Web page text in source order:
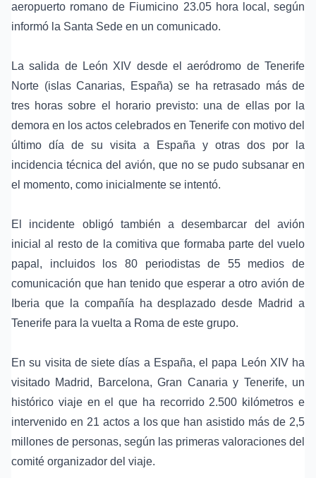
aeropuerto romano de Fiumicino 23.05 hora local, según
informó la Santa Sede en un comunicado.
La salida de León XIV desde elaeródromo de Tenerife
Norte (islas Canarias, España) se ha retrasado más de
tres horas sobre el horario previsto: una de ellas por la
demora en los actos celebrados en Tenerife con motivo del
último día de su visita a España y otras dos por la
incidencia técnica del avión, que no se pudo subsanar en
el momento, como inicialmente se intentó.
El incidente obligó también a desembarcar del avión
inicial al resto de la comitiva que formaba parte del vuelo
papal, incluidos los 80 periodistas de 55 medios de
comunicación que han tenido que esperar a otro avión de
Iberia que la compañía ha desplazado desde Madrid a
Tenerife para la vuelta a Roma de este grupo.
En su visita de siete días a España, el papa León XIV ha
visitado Madrid,
Barcelona,Gran Canaria y Tenerife, un
histórico viaje en el que ha recorrido 2.500 kilómetros e
intervenido en 21 actos a los que han asistido más de 2,5
millones de personas, según las primeras valoraciones del
comité organizador del viaje.